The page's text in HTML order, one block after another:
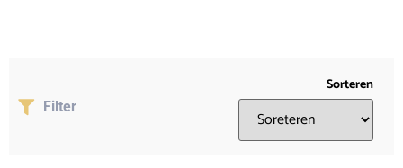
Filter
Sorteren